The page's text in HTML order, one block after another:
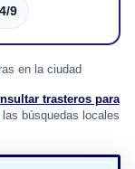
4/9
en la ciudad
trasteros para
las búsquedas locales